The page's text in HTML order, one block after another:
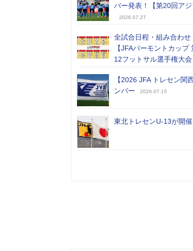
バー発表！【第20回アジ
2026.07.27
全試合日程・組み合わ
【JFAバーモントカッ
12フットサル選手権大会
【2026 JFA トレセン関
ンバー
2026.07.15
東北トレセンU-13が開催